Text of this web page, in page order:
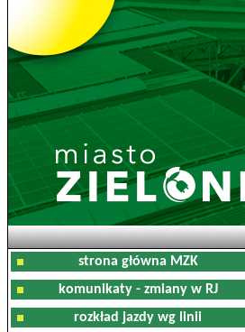
strona główna MZK
komunikaty - zmiany w RJ
rozkład jazdy wg linii